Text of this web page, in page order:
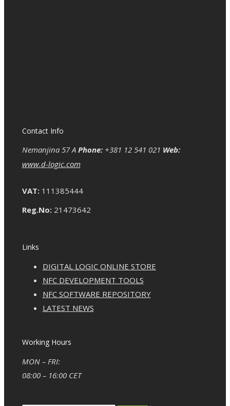
Contact Info
Nemanjina 57 A Phone:+381 12 541 021 Web:
www.d-logic.com
VAT:111385444
Reg.No:21473642
Links
DIGITAL LOGIC ONLINE STORE
NFC DEVELOPMENT TOOLS
NFC SOFTWARE REPOSITORY
LATEST NEWS
Working Hours
MON – FRI:
08:00 – 16:00 CET